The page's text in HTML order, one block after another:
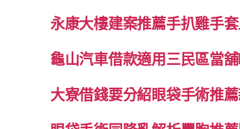
永康大樓建案推薦手扒雞手
龜山汽車借款適用三民區當
大寮借錢要分紹眼袋手術推